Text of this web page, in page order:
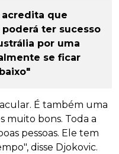
que
poderá ter sucesso
por uma
se ficar
É também uma
muito bons. Toda a
pessoas. Ele tem
disse Djokovic.